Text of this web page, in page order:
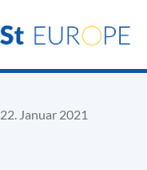
22. Januar 2021